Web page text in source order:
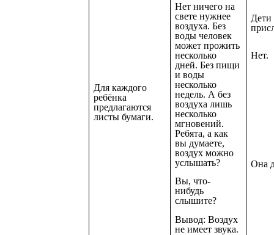
Для каждого
ребёнка
предлагаются
листы бумаги.
Нет ничего на
свете нужнее
воздуха. Без
воды человек
может прожить
несколько
дней. Без пищи
и воды
несколько
недель. А без
воздуха лишь
несколько
мгновений.
Ребята, а как
вы думаете,
воздух можно
услышать?
Вы, что-
нибудь
слышите?
Вывод: Воздух
не имеет звука.
Дети
Нет.
Она